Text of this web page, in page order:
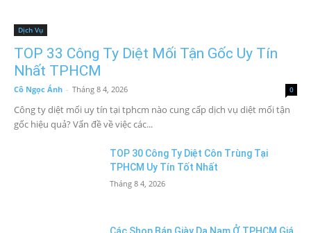
Dịch Vụ
TOP 33 Công Ty Diệt Mối Tận Gốc Uy Tín
Nhất TPHCM
Cô Ngọc Ánh - Tháng 8 4, 2026 0
Công ty diệt mối uy tín tại tphcm nào cung cấp dịch vụ diệt mối tận
gốc hiệu quả? Vấn đề về việc các...
TOP 30 Công Ty Diệt Côn Trùng Tại
TPHCM Uy Tín Tốt Nhất
Tháng 8 4, 2026
Các Shop Bán Giày Da Nam Ở TPHCM Giá